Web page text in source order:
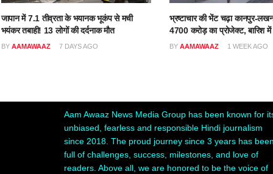
जापान में 7.1 तीव्रता के भयानक भूकंप से मची
भयंकर तबाही! 13 लोगों की दर्दनाक मौत
BY AAMAWAAZ 7 DAYS AGO
भ्रष्टाचार की भेंट चढ़ा कानपुर-
4700 करोड़ का प्रोजेक्ट, बारिश में
BY AAMAWAAZ 1 WEEK AGO
Aam Awaaz News Media Group has been known for
unbiased, fearless and responsible Hindi journalism
since 2018. The proud journey since 3 years has been
full of challenges, success, milestones, and love of
readers. Above all, we are honored to be the voice of